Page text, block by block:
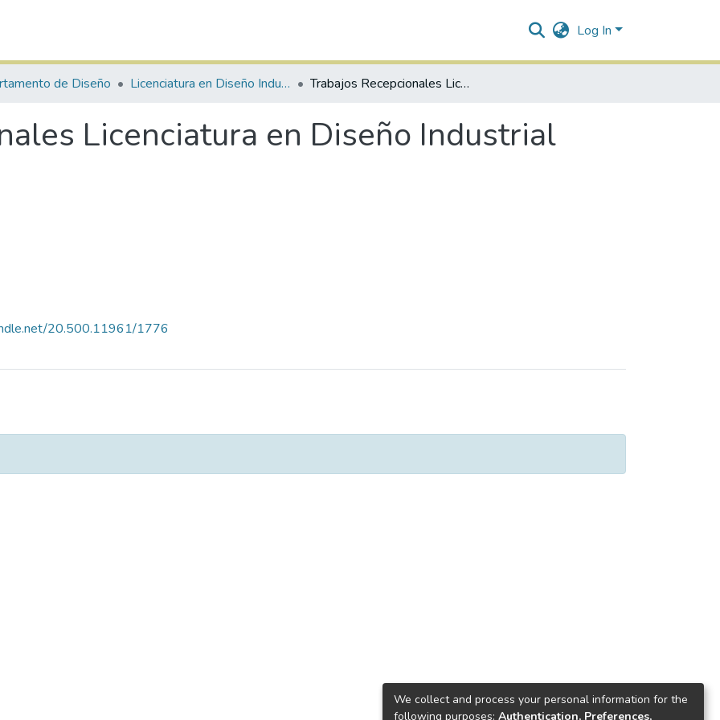
Log In
de Diseño Licenciatura en Diseño Industrial Trabajos Recepcionales Licenciatura en Diseño Industrial
Licenciatura en Diseño Industrial
20.500.11961/1776
We collect and process your personal information for the
following purposes: Authentication, Preferences,